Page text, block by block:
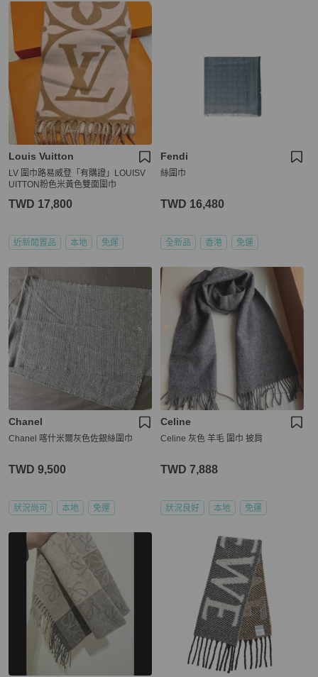
Louis Vuitton
LV 圍巾路易威登「有購證」LOUISV
UITTON粉色米黃色雙面圍巾
TWD 17,800
近新閒置品 本地 免運
Fendi
絲圍巾
TWD 16,480
全新品 香港 免運
Chanel
Chanel 喀什米爾灰色佐銀絲圍巾
TWD 9,500
狀況尚可 本地 免運
Celine
Celine 灰色 羊毛 圍巾 披肩
TWD 7,888
狀況良好 本地 免運